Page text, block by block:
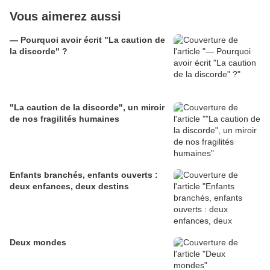
Vous aimerez aussi
— Pourquoi avoir écrit "La caution de
la discorde" ?
"La caution de la discorde", un miroir
de nos fragilités humaines
Enfants branchés, enfants ouverts :
deux enfances, deux destins
Deux mondes